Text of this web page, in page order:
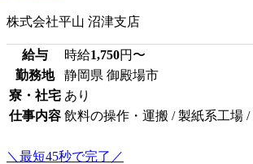
株式会社平山 沼津支店
給与 時給1,750円〜
勤務地
静岡県 御殿場市
寮・社宅 あり
仕事内容 飲料の操作・運搬 / 製紙系工場 /
＼最短45秒で完了／